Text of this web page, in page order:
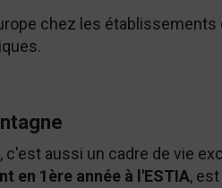
chez les
aussi un cadre de vie
en 1ère année à l'ESTIA,